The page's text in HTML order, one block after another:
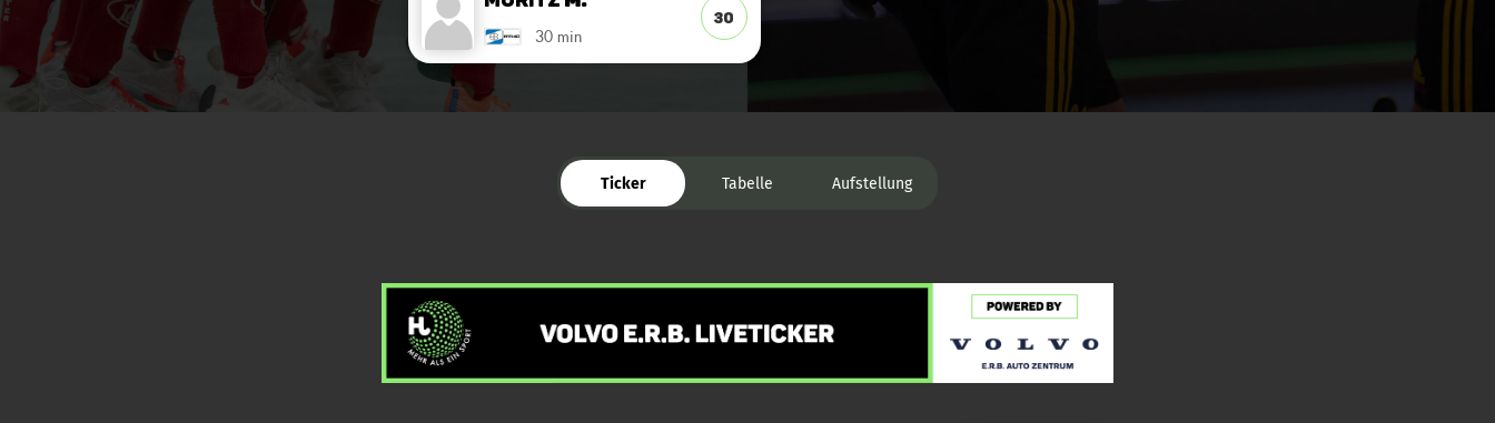
30 min
30
Ticker Tabelle Aufstellung